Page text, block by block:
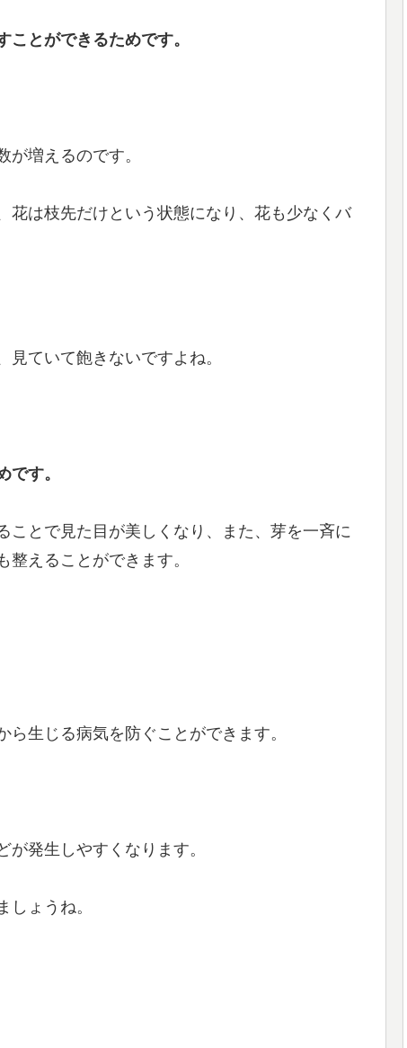
とができるためです。
増えるのです。
花は枝先だけという状態になり、花も少なくバ
ていて飽きないですよね。
です。
ことで見た目が美しくなり、また、芽を一斉に
えることができます。
生じる病気を防ぐことができます。
発生しやすくなります。
ょうね。